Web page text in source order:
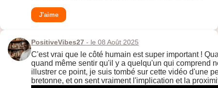
J'aime
PositiveVibes27 - le 08 Août 2025
C'est vrai que le côté humain est super important !
quand même sentir qu'il y a quelqu'un qui comprend
illustrer ce point, je suis tombé sur cette vidéo d'une
bretonne, et on sent vraiment l'implication et la